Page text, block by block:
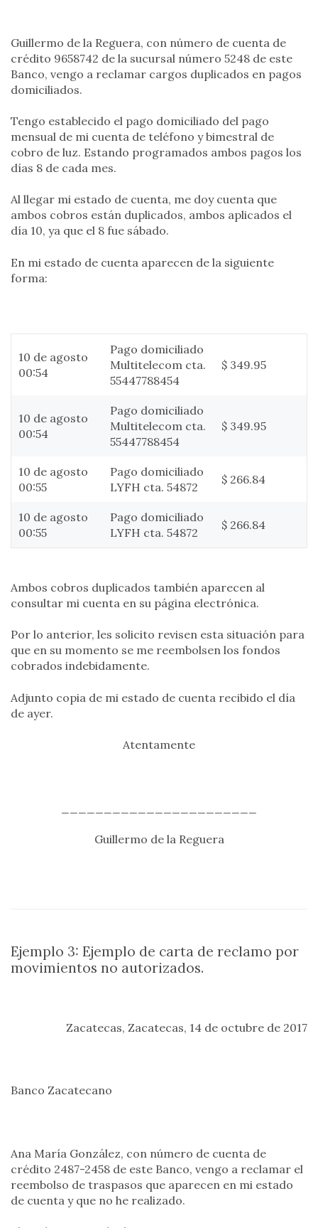
Guillermo de la Reguera, con número de cuenta de
crédito 9658742 de la sucursal número 5248 de este
Banco, vengo a reclamar cargos duplicados en pagos
domiciliados.
Tengo establecido el pago domiciliado del pago
mensual de mi cuenta de teléfono y bimestral de
cobro de luz. Estando programados ambos pagos los
días 8 de cada mes.
Al llegar mi estado de cuenta, me doy cuenta que
ambos cobros están duplicados, ambos aplicados el
día 10, ya que el 8 fue sábado.
En mi estado de cuenta aparecen de la siguiente
forma:
10 de agosto
00:54
Pago domiciliado
Multitelecom cta.
55447788454
$ 349.95
10 de agosto
00:54
Pago domiciliado
Multitelecom cta.
55447788454
$ 349.95
10 de agosto
00:55
Pago domiciliado
LYFH cta. 54872
$ 266.84
10 de agosto
00:55
Pago domiciliado
LYFH cta. 54872
$ 266.84
Ambos cobros duplicados también aparecen al
consultar mi cuenta en su página electrónica.
Por lo anterior, les solicito revisen esta situación para
que en su momento se me reembolsen los fondos
cobrados indebidamente.
Adjunto copia de mi estado de cuenta recibido el día
de ayer.
Atentamente
Guillermo de la Reguera
Ejemplo 3: Ejemplo de carta de reclamo por
movimientos no autorizados.
Zacatecas, Zacatecas, 14 de octubre de 2017
Banco Zacatecano
Ana María González, con número de cuenta de
crédito 2487-2458 de este Banco, vengo a reclamar el
reembolso de traspasos que aparecen en mi estado
de cuenta y que no he realizado.